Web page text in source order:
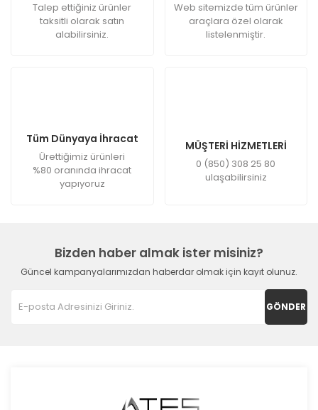
Talep ettiğiniz ürünler
taksitli olarak satın
alabilirsiniz.
Web sitemizde tüm ürünler
araçlara özel olarak
listelenmiştir.
Tüm Dünyaya İhracat
Ürettiğimiz ürünleri
%80 oranında ihracat
yapıyoruz
MÜŞTERİ HİZMETLERİ
0 (850) 308 25 80
ulaşabilirsiniz
Bizden haber almak ister misiniz?
Güncel kampanyalarımızdan haberdar olmak için kayıt olunuz.
GÖNDER